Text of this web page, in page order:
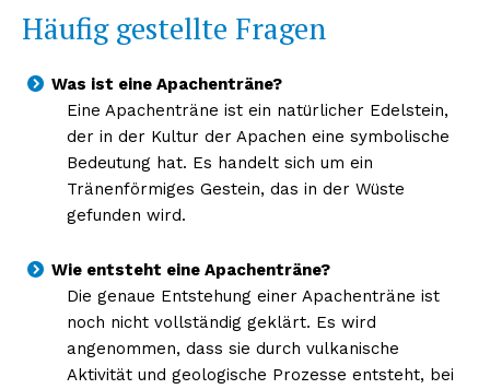
Häufig gestellte Fragen
Was ist eine Apachenträne?
Eine Apachenträne ist ein natürlicher Edelstein,
der in der Kultur der Apachen eine symbolische
Bedeutung hat. Es handelt sich um ein
Tränenförmiges Gestein, das in der Wüste
gefunden wird.
Wie entsteht eine Apachenträne?
Die genaue Entstehung einer Apachenträne ist
noch nicht vollständig geklärt. Es wird
angenommen, dass sie durch vulkanische
Aktivität und geologische Prozesse entsteht, bei